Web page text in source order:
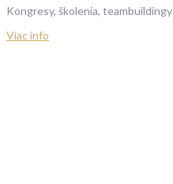
Kongresy, školenia, teambuildingy
Viac info